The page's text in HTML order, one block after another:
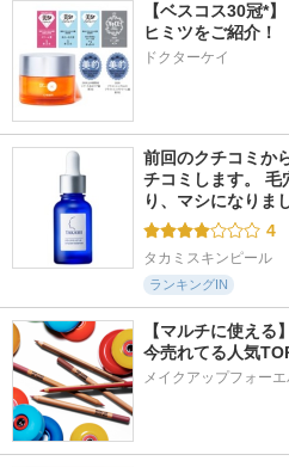
【ベスコス30冠*
ヒミツをご紹介！
ドクターケイ
前回のクチコミか
チコミします。 毛
り、マシになりま
4
タカミスキンピール
ランキングIN
【マルチに使え
今売れてる人気
メイクアップフォーエ